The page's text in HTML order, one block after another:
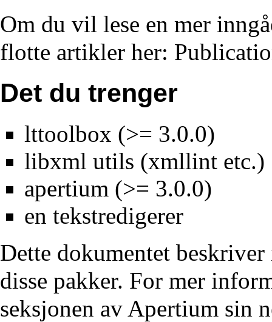
Om du vil lese en mer
flotte artikler her:
Det du trenger
lttoolbox (>= 3.0.0)
libxml utils (xmllint etc.)
apertium (>= 3.0.0)
en tekstredigerer
Dette dokumentet
disse pakker. For mer
seksjonen av Apertium sin